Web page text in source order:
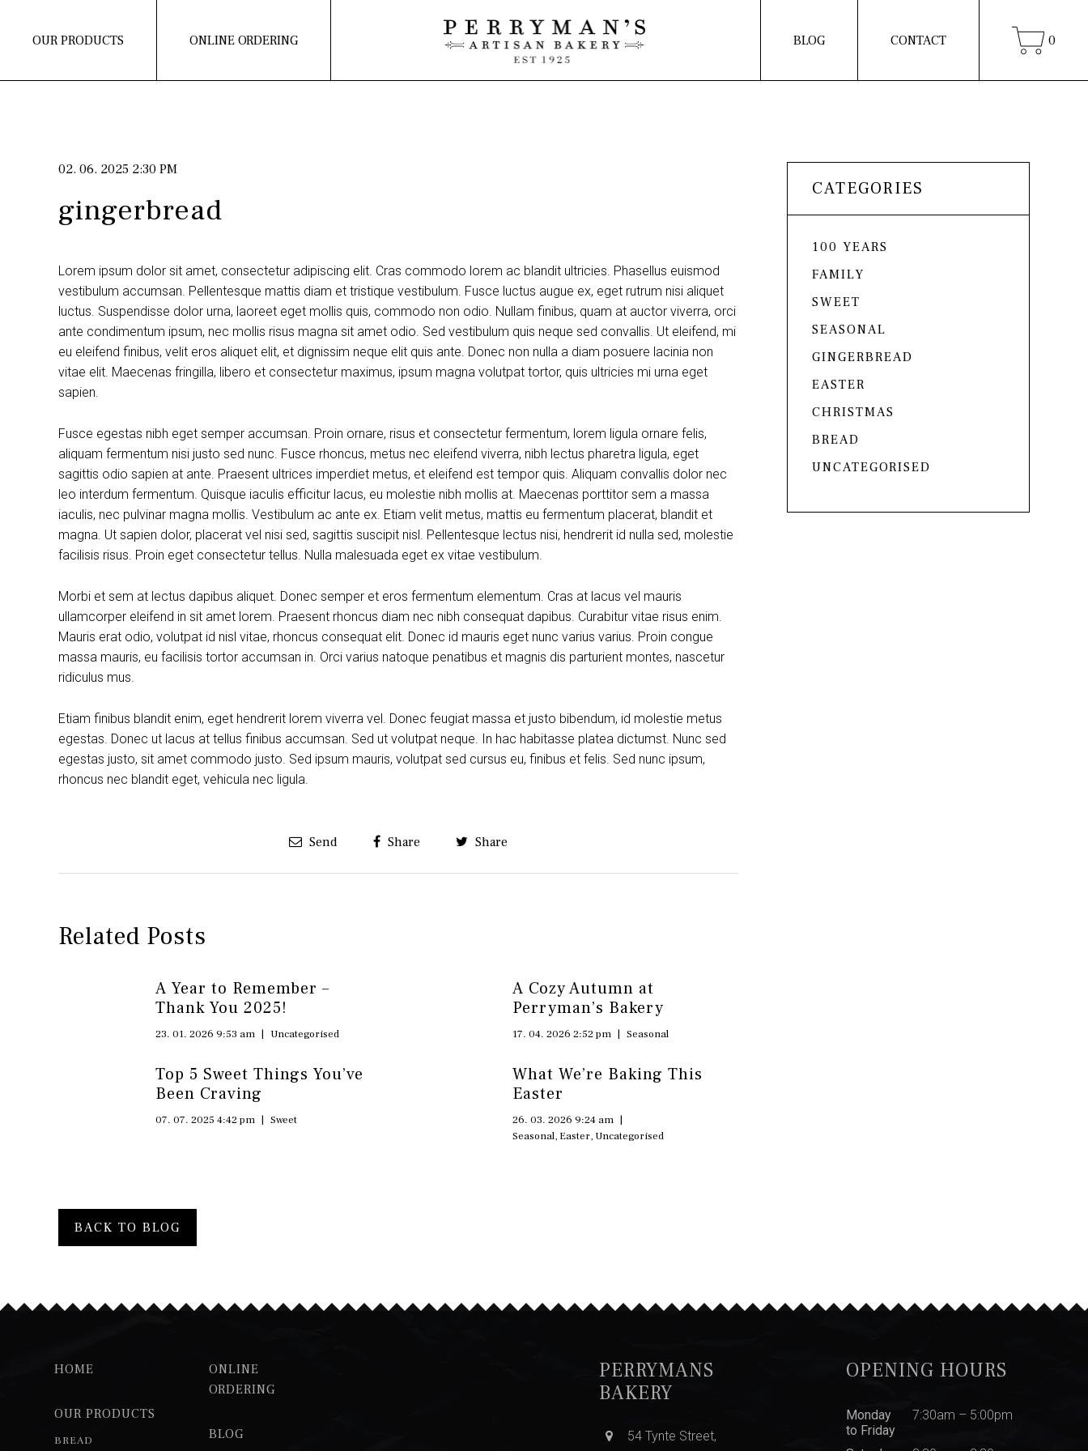
OUR PRODUCTS ONLINE ORDERING BLOG CONTACT 0
02. 06. 2025 2:30 PM
gingerbread
Lorem ipsum dolor sit amet, consectetur adipiscing elit. Cras commodo lorem ac blandit ultricies. Phasellus euismod
vestibulum accumsan. Pellentesque mattis diam et tristique vestibulum. Fusce luctus augue ex, eget rutrum nisi aliquet
luctus. Suspendisse dolor urna, laoreet eget mollis quis, commodo non odio. Nullam finibus, quam at auctor viverra, orci
ante condimentum ipsum, nec mollis risus magna sit amet odio. Sed vestibulum quis neque sed convallis. Ut eleifend, mi
eu eleifend finibus, velit eros aliquet elit, et dignissim neque elit quis ante. Donec non nulla a diam posuere lacinia non
vitae elit. Maecenas fringilla, libero et consectetur maximus, ipsum magna volutpat tortor, quis ultricies mi urna eget
sapien.
Fusce egestas nibh eget semper accumsan. Proin ornare, risus et consectetur fermentum, lorem ligula ornare felis,
aliquam fermentum nisi justo sed nunc. Fusce rhoncus, metus nec eleifend viverra, nibh lectus pharetra ligula, eget
sagittis odio sapien at ante. Praesent ultrices imperdiet metus, et eleifend est tempor quis. Aliquam convallis dolor nec
leo interdum fermentum. Quisque iaculis efficitur lacus, eu molestie nibh mollis at. Maecenas porttitor sem a massa
iaculis, nec pulvinar magna mollis. Vestibulum ac ante ex. Etiam velit metus, mattis eu fermentum placerat, blandit et
magna. Ut sapien dolor, placerat vel nisi sed, sagittis suscipit nisl. Pellentesque lectus nisi, hendrerit id nulla sed, molestie
facilisis risus. Proin eget consectetur tellus. Nulla malesuada eget ex vitae vestibulum.
Morbi et sem at lectus dapibus aliquet. Donec semper et eros fermentum elementum. Cras at lacus vel mauris
ullamcorper eleifend in sit amet lorem. Praesent rhoncus diam nec nibh consequat dapibus. Curabitur vitae risus enim.
Mauris erat odio, volutpat id nisl vitae, rhoncus consequat elit. Donec id mauris eget nunc varius varius. Proin congue
massa mauris, eu facilisis tortor accumsan in. Orci varius natoque penatibus et magnis dis parturient montes, nascetur
ridiculus mus.
Etiam finibus blandit enim, eget hendrerit lorem viverra vel. Donec feugiat massa et justo bibendum, id molestie metus
egestas. Donec ut lacus at tellus finibus accumsan. Sed ut volutpat neque. In hac habitasse platea dictumst. Nunc sed
egestas justo, sit amet commodo justo. Sed ipsum mauris, volutpat sed cursus eu, finibus et felis. Sed nunc ipsum,
rhoncus nec blandit eget, vehicula nec ligula.
Send Share Share
Related Posts
A Year to Remember –
Thank You 2025!
23. 01. 2026 9:53 am | Uncategorised
A Cozy Autumn at
Perryman’s Bakery
17. 04. 2026 2:52 pm | Seasonal
Top 5 Sweet Things You’ve
Been Craving
07. 07. 2025 4:42 pm | Sweet
What We’re Baking This
Easter
26. 03. 2026 9:24 am |
Seasonal, Easter, Uncategorised
BACK TO BLOG
CATEGORIES
100 YEARS
FAMILY
SWEET
SEASONAL
GINGERBREAD
EASTER
CHRISTMAS
BREAD
UNCATEGORISED
HOME
OUR PRODUCTS
BREAD
ONLINE
ORDERING
BLOG
PERRYMANS
BAKERY
54 Tynte Street,
OPENING HOURS
Monday
to Friday
7:30am – 5:00pm